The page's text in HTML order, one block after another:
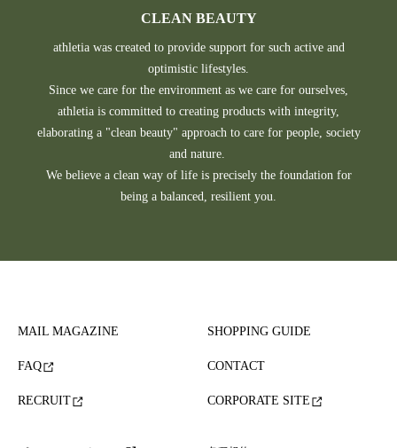
CLEAN BEAUTY
athletia was created to provide support for such active and
optimistic lifestyles.
Since we care for the environment as we care for ourselves,
athletia is committed to creating products with integrity,
elaborating a "clean beauty" approach to care for people, society
and nature.
We believe a clean way of life is precisely the foundation for
being a balanced, resilient you.
MAIL MAGAZINE SHOPPING GUIDE
FAQ CONTACT
RECRUIT CORPORATE SITE